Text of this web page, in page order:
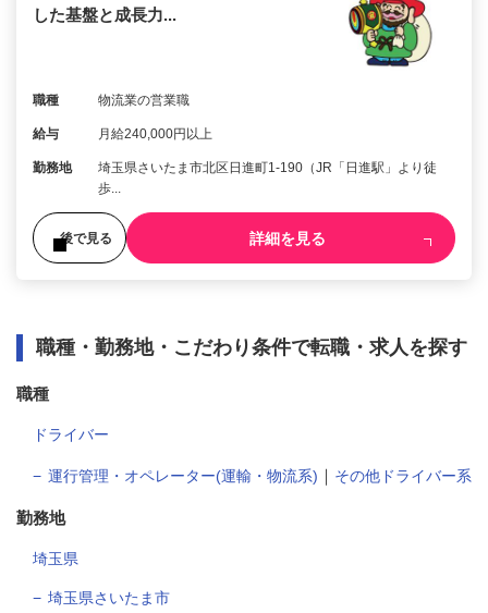
した基盤と成長力...
職種 物流業の営業職
給与 月給240,000円以上
勤務地
埼玉県さいたま市北区日進町1-190（JR「日進駅」より徒
歩...
後で見る 詳細を見る
職種・勤務地・こだわり条件で転職・求人を探す
職種
ドライバー
運行管理・オペレーター(運輸・物流系) ｜ その他ドライバー系
勤務地
埼玉県
埼玉県さいたま市